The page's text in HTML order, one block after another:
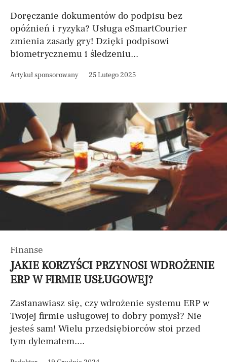
Doręczanie dokumentów do podpisu bez
opóźnień i ryzyka? Usługa eSmartCourier
zmienia zasady gry! Dzięki podpisowi
biometrycznemu i śledzeniu...
Artykuł sponsorowany 25 Lutego 2025
Finanse
JAKIE KORZYŚCI PRZYNOSI WDROŻENIE
ERP W FIRMIE USŁUGOWEJ?
Zastanawiasz się, czy wdrożenie systemu ERP w
Twojej firmie usługowej to dobry pomysł? Nie
jesteś sam! Wielu przedsiębiorców stoi przed
tym dylematem....